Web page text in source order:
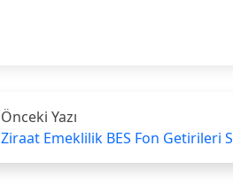
Önceki Yazı
Ziraat Emeklilik BES Fon Getirileri